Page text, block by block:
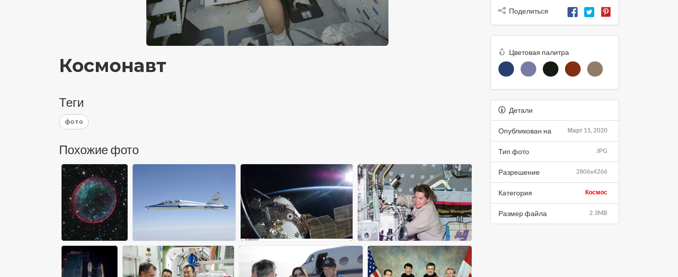
Космонавт
Теги
фото
Похожие фото
Поделиться
Цветовая палитра
Детали
Март 11, 2020
Опубликован на
JPG
Тип фото
2806x4266
Разрешение
Космос
Категория
2.3MB
Размер файла